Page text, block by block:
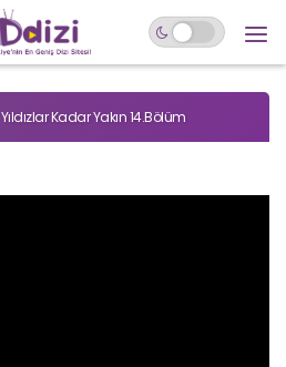
Yıldızlar Kadar Yakın 14.Bölüm